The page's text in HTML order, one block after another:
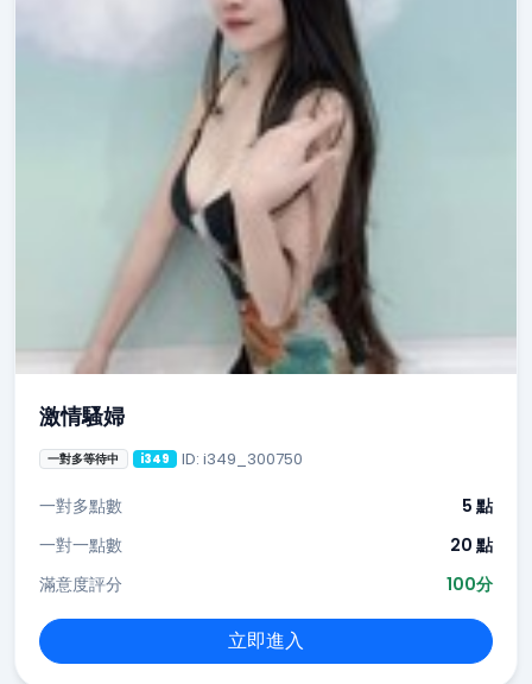
激情騷婦
一對多等待中 i349 ID: i349_300750
一對多點數
5 點
一對一點數
20 點
滿意度評分
100分
立即進入